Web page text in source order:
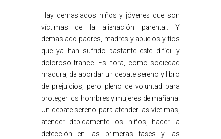
Hay demasiados niños y jóvenes que son
víctimas de la alienación parental. Y
demasiado padres, madres y abuelos y tíos
que ya han sufrido bastante este difícil y
doloroso trance. Es hora, como sociedad
madura, de abordar un debate sereno y libro
de prejuicios, pero pleno de voluntad para
proteger los hombres y mujeres de mañana.
Un debate sereno para atender las víctimas,
atender debidamente los niños, hacer la
detección en las primeras fases y las